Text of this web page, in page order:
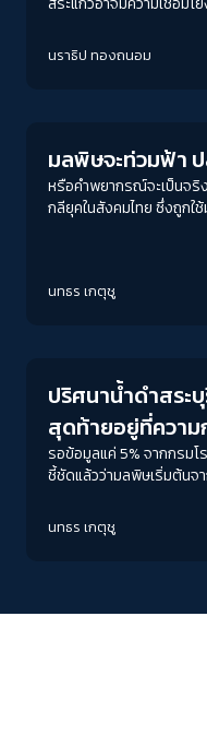
นราธิป ทองถนอม
มลพิษจะท่วมฟ้า
หรือคำพยากรณ์จะเป็นจริ
กลียุคในสังคมไทย ซึ่งถูกใ
นทธร เกตุชู
ปริศนาน้ำดำสระ
สุดท้ายอยู่ที่ควา
ชี้ตัวการผู้ก่อมล
รอข้อมูลแค่ 5% จากกรม
ชี้ชัดแล้วว่ามลพิษเริ่มต้นจ
นทธร เกตุชู
ระยะห่างข้อค
ปกติ